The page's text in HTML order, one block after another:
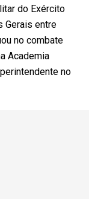
do Exército
Gerais entre
no combate
Academia
no